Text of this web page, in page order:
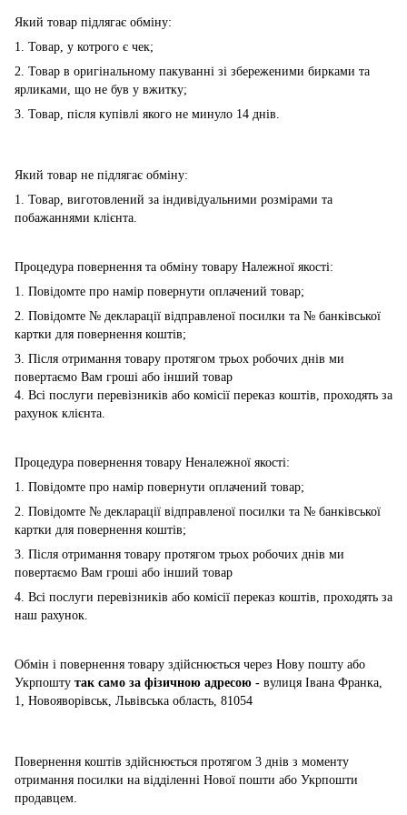
Який товар підлягає обміну:
1. Товар, у котрого є чек;
2. Товар в оригінальному пакуванні зі збереженими бирками та
ярликами, що не був у вжитку;
3. Товар, після купівлі якого не минуло 14 днів.
Який товар не підлягає обміну:
1. Товар, виготовлений за індивідуальними розмірами та
побажаннями клієнта.
Процедура повернення та обміну товару Належної якості:
1. Повідомте про намір повернути оплачений товар;
2. Повідомте № декларації відправленої посилки та № банківської
картки для повернення коштів;
3. Після отримання товару протягом трьох робочих днів ми
повертаємо Вам гроші або інший товар
4. Всі послуги перевізників або комісії переказ коштів, проходять за
рахунок клієнта.
Процедура повернення товару Неналежної якості:
1. Повідомте про намір повернути оплачений товар;
2. Повідомте № декларації відправленої посилки та № банківської
картки для повернення коштів;
3. Після отримання товару протягом трьох робочих днів ми
повертаємо Вам гроші або інший товар
4. Всі послуги перевізників або комісії переказ коштів, проходять за
наш рахунок.
Обмін і повернення товару здійснюється через Нову пошту або
Укрпошту так само за фізичною адресою - вулиця Івана Франка,
1, Новояворівськ, Львівська область, 81054
Повернення коштів здійснюється протягом 3 днів з моменту
отримання посилки на відділенні Нової пошти або Укрпошти
продавцем.